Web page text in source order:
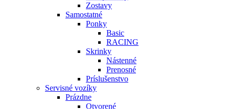
Zostavy
Samostatné
Ponky
Basic
RACING
Skrinky
Nástenné
Prenosné
Príslušenstvo
Servisné vozíky
Prázdne
Otvorené